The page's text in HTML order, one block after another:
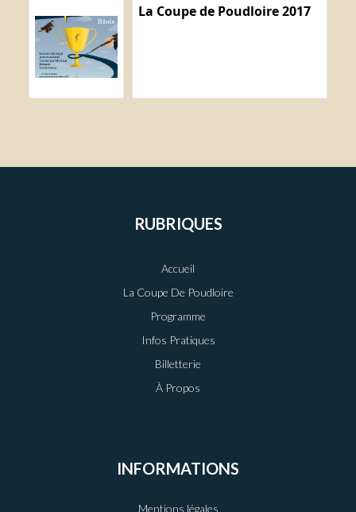
La Coupe de Poudloire 2017
RUBRIQUES
Accueil
La Coupe De Poudloire
Programme
Infos Pratiques
Billetterie
À Propos
INFORMATIONS
Mentions légales